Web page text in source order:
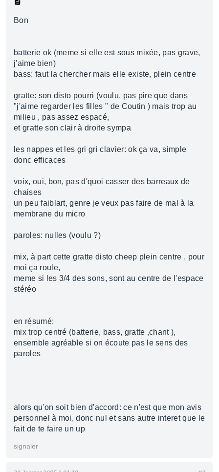
Bon
batterie ok (meme si elle est sous mixée, pas grave,
j'aime bien)
bass: faut la chercher mais elle existe, plein centre
gratte: son disto pourri (voulu, pas pire que dans
"j'aime regarder les filles " de Coutin ) mais trop au
milieu , pas assez espacé,
et gratte son clair à droite sympa
les nappes et les gri gri clavier: ok ça va, simple
donc efficaces
voix, oui, bon, pas d'quoi casser des barreaux de
chaises
un peu faiblart, genre je veux pas faire de mal à la
membrane du micro
paroles: nulles (voulu ?)
mix, à part cette gratte disto cheep plein centre , pour
moi ça roule,
meme si les 3/4 des sons, sont au centre de l'espace
stéréo
en résumé:
mix trop centré (batterie, bass, gratte ,chant ),
ensemble agréable si on écoute pas le sens des
paroles
alors qu'on soit bien d'accord: ce n'est que mon avis
personnel à moi, donc nul et sans autre interet que le
fait de te faire un up
signaler